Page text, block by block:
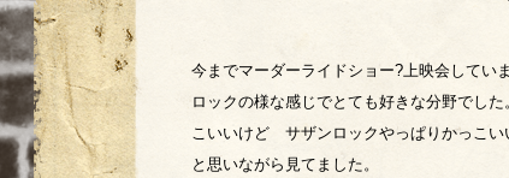
今までマーダーライドショー?上映会してい
ロックの様な感じでとても好きな分野でし
こいいけど サザンロックやっぱりかっこい
と思いながら見てました。